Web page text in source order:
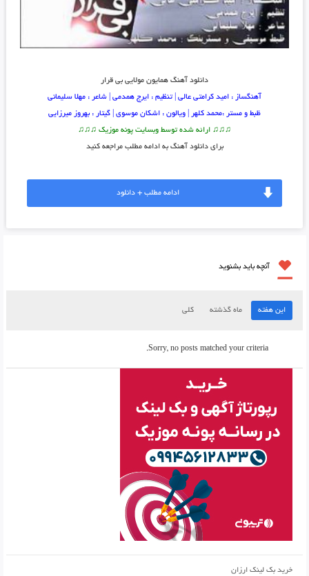
دانلود آهنگهمایون مولایی بی قرار
آهنگساز : امید کرامتی عالی| تنظیم : ایرج همدمی| شاعر : مهلا سلیمانی
ظبط و مستر :محمد کلهر | ویالون : اشکان موسوی| گیتار : بهروز میرزایی
♫♫♫ ارائه شده توسط وبسایت پونه موزیک ♫♫♫
برای دانلود آهنگ به ادامه مطلب مراجعه کنید
ادامه مطلب + دانلود
آنچه باید بشنوید
این هفته ماه گذشته کلی
Sorry, no posts matched your criteria.
خرید بک لینک ارزان